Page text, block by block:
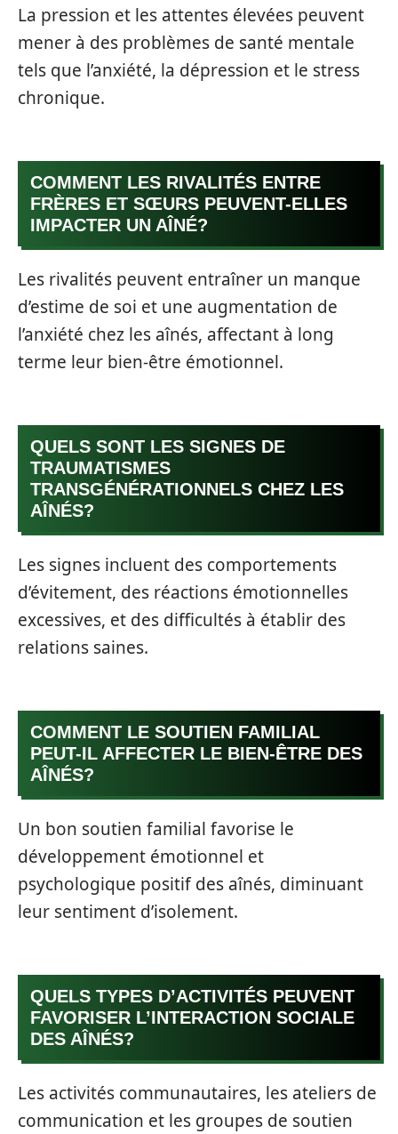
La pression et les attentes élevées peuvent
mener à des problèmes de santé mentale
tels que l’anxiété, la dépression et le stress
chronique.
COMMENT LES RIVALITÉS ENTRE
FRÈRES ET SŒURS PEUVENT-ELLES
IMPACTER UN AÎNÉ?
Les rivalités peuvent entraîner un manque
d’estime de soi et une augmentation de
l’anxiété chez les aînés, affectant à long
terme leur bien-être émotionnel.
QUELS SONT LES SIGNES DE
TRAUMATISMES
TRANSGÉNÉRATIONNELS CHEZ LES
AÎNÉS?
Les signes incluent des comportements
d’évitement, des réactions émotionnelles
excessives, et des difficultés à établir des
relations saines.
COMMENT LE SOUTIEN FAMILIAL
PEUT-IL AFFECTER LE BIEN-ÊTRE DES
AÎNÉS?
Un bon soutien familial favorise le
développement émotionnel et
psychologique positif des aînés, diminuant
leur sentiment d’isolement.
QUELS TYPES D’ACTIVITÉS PEUVENT
FAVORISER L’INTERACTION SOCIALE
DES AÎNÉS?
Les activités communautaires, les ateliers de
communication et les groupes de soutien